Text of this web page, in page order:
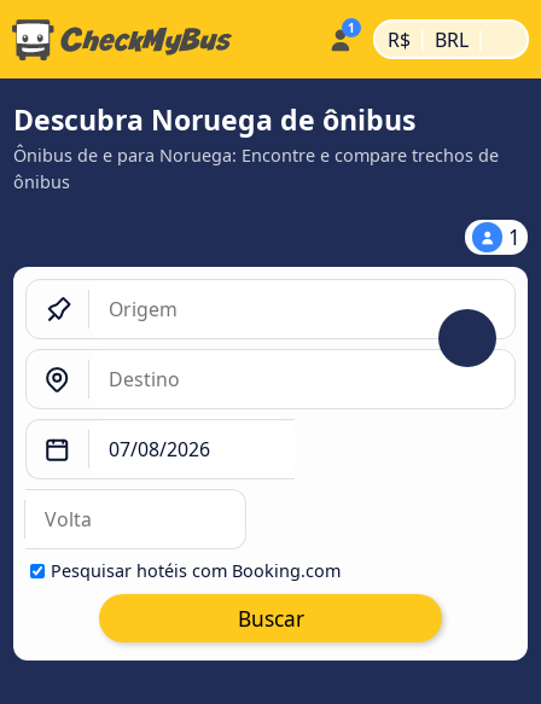
R$ | BRL |
Descubra Noruega de ônibus
Ônibus de e para Noruega: Encontre e compare trechos de
ônibus
1
Pesquisar hotéis com Booking.com
Buscar